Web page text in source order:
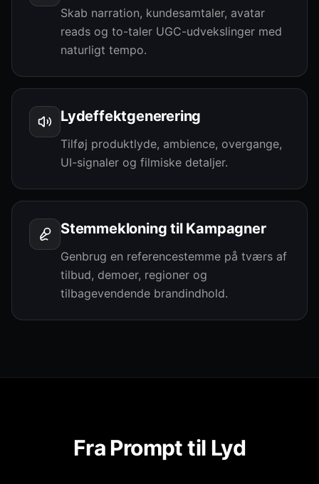
Skab narration, kundesamtaler, avatar
reads og to-taler UGC-udvekslinger med
naturligt tempo.
Lydeffektgenerering
Tilføj produktlyde, ambience, overgange,
UI-signaler og filmiske detaljer.
Stemmekloning til Kampagner
Genbrug en referencestemme på tværs af
tilbud, demoer, regioner og
tilbagevendende brandindhold.
Fra Prompt til Lyd